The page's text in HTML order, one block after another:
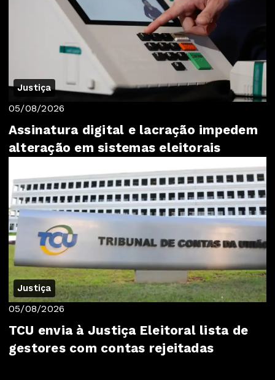
Justiça
05/08/2026
Assinatura digital e lacração impedem
alteração em sistemas eleitorais
Justiça
05/08/2026
TCU envia à Justiça Eleitoral lista de
gestores com contas rejeitadas